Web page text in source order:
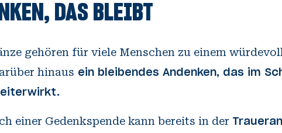
DAS BLEIBT
gehören für viele Menschen zu einem
hinaus ein bleibendes Andenken, das im
einer Gedenkspende kann bereits in der